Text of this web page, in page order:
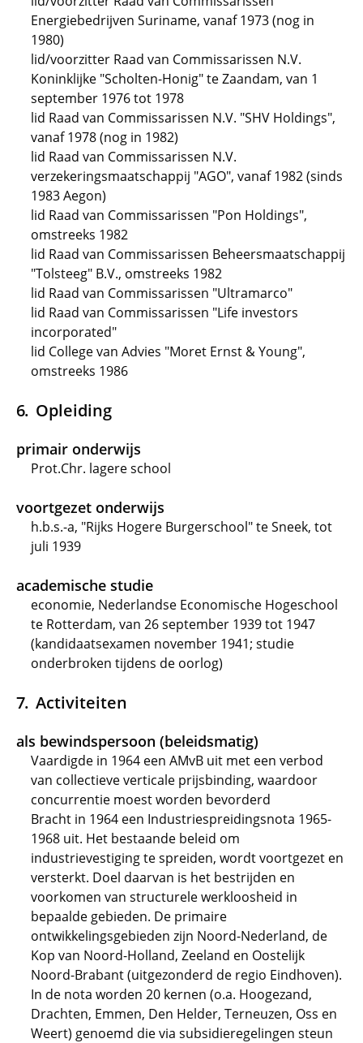
Energiebedrijven Suriname, vanaf 1973 (nog in
1980)
lid/voorzitter Raad van Commissarissen N.V.
Koninklijke "Scholten-Honig" te Zaandam, van 1
september 1976 tot 1978
lid Raad van Commissarissen N.V. "SHV Holdings",
vanaf 1978 (nog in 1982)
lid Raad van Commissarissen N.V.
verzekeringsmaatschappij "AGO", vanaf 1982 (sinds
1983 Aegon)
lid Raad van Commissarissen "Pon Holdings",
omstreeks 1982
lid Raad van Commissarissen Beheersmaatschappij
"Tolsteeg" B.V., omstreeks 1982
lid Raad van Commissarissen "Ultramarco"
lid Raad van Commissarissen "Life investors
incorporated"
lid College van Advies "Moret Ernst & Young",
omstreeks 1986
Opleiding
primair onderwijs
Prot.Chr. lagere school
voortgezet onderwijs
h.b.s.-a, "Rijks Hogere Burgerschool" te Sneek, tot
juli 1939
academische studie
economie, Nederlandse Economische Hogeschool
te Rotterdam, van 26 september 1939 tot 1947
(kandidaatsexamen november 1941; studie
onderbroken tijdens de oorlog)
Activiteiten
als bewindspersoon (beleidsmatig)
Vaardigde in 1964 een AMvB uit met een verbod
van collectieve verticale prijsbinding, waardoor
concurrentie moest worden bevorderd
Bracht in 1964 een Industriespreidingsnota 1965-
1968 uit. Het bestaande beleid om
industrievestiging te spreiden, wordt voortgezet en
versterkt. Doel daarvan is het bestrijden en
voorkomen van structurele werkloosheid in
bepaalde gebieden. De primaire
ontwikkelingsgebieden zijn Noord-Nederland, de
Kop van Noord-Holland, Zeeland en Oostelijk
Noord-Brabant (uitgezonderd de regio Eindhoven).
In de nota worden 20 kernen (o.a. Hoogezand,
Drachten, Emmen, Den Helder, Terneuzen, Oss en
Weert) genoemd die via subsidieregelingen steun